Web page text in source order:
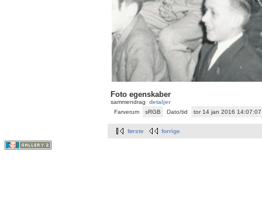
Foto egenskaber
sammendrag detaljer
Farverum
sRGB Dato/tid tor 14 jan 2016 14:07:07
første forrige